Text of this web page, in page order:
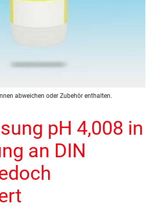
abweichen oder Zubehör enthalten.
pH 4,008 in
an DIN